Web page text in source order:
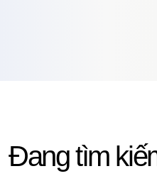
Đang tìm